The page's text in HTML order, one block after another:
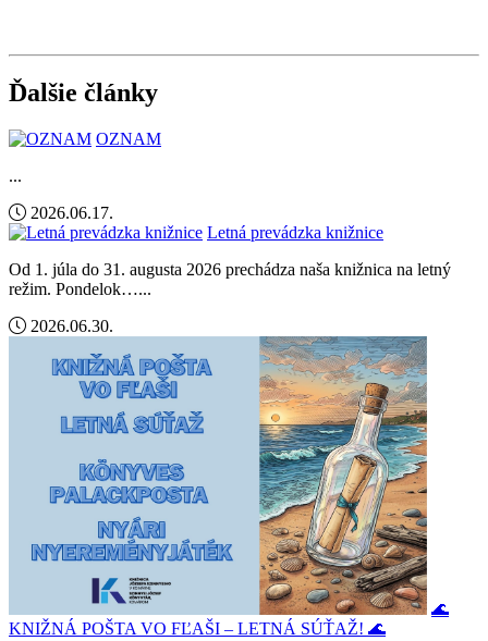
Ďalšie články
OZNAM
...
2026.06.17.
Letná prevádzka knižnice
Od 1. júla do 31. augusta 2026 prechádza naša knižnica na letný
režim. Pondelok…...
2026.06.30.
🌊
KNIŽNÁ POŠTA VO FĽAŠI – LETNÁ SÚŤAŽ! 🌊